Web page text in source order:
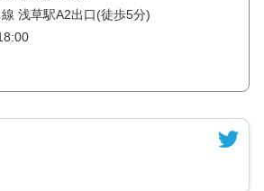
浅草駅A2出口(徒歩5分)